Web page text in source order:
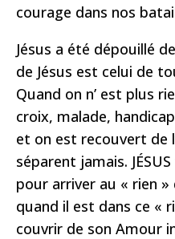
courage dans nos
Jésus a été dépouillé
de Jésus est celui de
Quand on n’ est plus
croix, malade,
et on est recouvert de
séparent jamais.
pour arriver au « rien »
quand il est dans ce «
couvrir de son Amour